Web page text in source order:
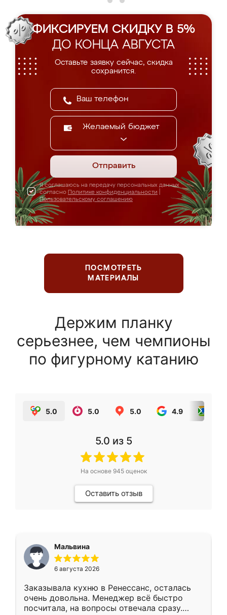
ФИКСИРУЕМ СКИДКУ В 5%
ДО КОНЦА АВГУСТА
Оставьте заявку сейчас, скидка
сохранится.
Желаемый бюджет
Отправить
Я соглашаюсь на передачу персональных данных
согласно Политике конфиденциальности
Пользовательскому соглашению
ПОСМОТРЕТЬ
МАТЕРИАЛЫ
Держим планку
серьезнее, чем чемпионы
по фигурному катанию
5.0 5.0 5.0 4.9
5.0 из 5
На основе 945оценок
Оставить отзыв
Мальвина
6 августа 2026
Заказывала кухню в Ренессанс, осталась
очень довольна. Менеджер всё быстро
посчитала, на вопросы отвечала сразу.